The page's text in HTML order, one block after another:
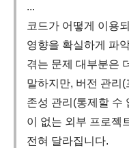
...
코드가 어떻게 이용
영향을 확실하게 파
겪는 문제 대부분은
말하지만, 버전 관리
존성 관리(통제할 수
이 없는 외부 프로젝
전혀 달라집니다.